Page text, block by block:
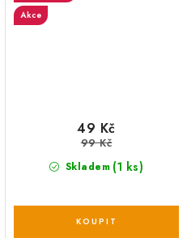
Akce
Skladem (1 ks)
49 Kč
99 Kč